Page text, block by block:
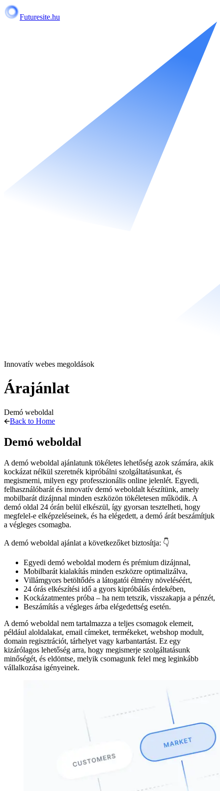
Futuresite.hu
Innovatív webes megoldások
Árajánlat
Demó weboldal
Back to Home
Demó weboldal
A demó weboldal ajánlatunk tökéletes lehetőség azok számára, akik
kockázat nélkül szeretnék kipróbálni szolgáltatásunkat, és
megismerni, milyen egy professzionális online jelenlét. Egyedi,
felhasználóbarát és innovatív demó weboldalt készítünk, amely
mobilbarát dizájnnal minden eszközön tökéletesen működik. A
demó oldal 24 órán belül elkészül, így gyorsan tesztelheti, hogy
megfelel-e elképzeléseinek, és ha elégedett, a demó árát beszámítjuk
a végleges csomagba.
A demó weboldal ajánlat a következőket biztosítja: 👇
Egyedi demó weboldal modern és prémium dizájnnal,
Mobilbarát kialakítás minden eszközre optimalizálva,
Villámgyors betöltődés a látogatói élmény növeléséért,
24 órás elkészítési idő a gyors kipróbálás érdekében,
Kockázatmentes próba – ha nem tetszik, visszakapja a pénzét,
Beszámítás a végleges árba elégedettség esetén.
A demó weboldal nem tartalmazza a teljes csomagok elemeit,
például aloldalakat, email címeket, termékeket, webshop modult,
domain regisztrációt, tárhelyet vagy karbantartást. Ez egy
kizárólagos lehetőség arra, hogy megismerje szolgáltatásunk
minőségét, és eldöntse, melyik csomagunk felel meg leginkább
vállalkozása igényeinek.